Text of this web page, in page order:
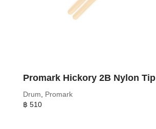
Promark Hickory 2B Nylon Tip
Drum, Promark
฿ 510